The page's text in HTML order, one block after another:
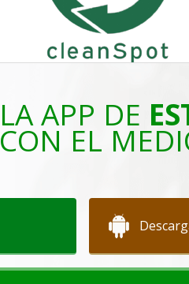
LA APP DE
CON EL